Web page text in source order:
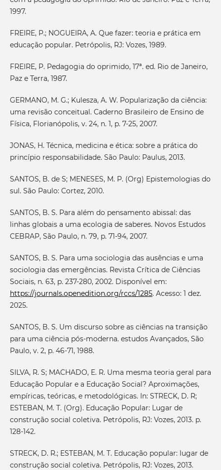
1997.
FREIRE, P.; NOGUEIRA, A. Que fazer: teoria e prática em
educação popular. Petrópolis, RJ: Vozes, 1989.
FREIRE, P. Pedagogia do oprimido, 17ª. ed. Rio de Janeiro,
Paz e Terra, 1987.
GERMANO, M. G.; Kulesza, A. W. Popularização da ciência:
uma revisão conceitual. Caderno Brasileiro de Ensino de
Física, Florianópolis, v. 24, n. 1, p. 7-25, 2007.
JONAS, H. Técnica, medicina e ética: sobre a prática do
princípio responsabilidade. São Paulo: Paulus, 2013.
SANTOS, B. de S; MENESES, M. P. (Org) Epistemologias do
sul. São Paulo: Cortez, 2010.
SANTOS, B. S. Para além do pensamento abissal: das
linhas globais a uma ecologia de saberes. Novos Estudos
CEBRAP, São Paulo, n. 79, p. 71-94, 2007.
SANTOS, B. S. Para uma sociologia das ausências e uma
sociologia das emergências. Revista Crítica de Ciências
Sociais, n. 63, p. 237-280, 2002. Disponível em:
https://journals.openedition.org/rccs/1285. Acesso: 1 dez.
2025.
SANTOS, B. S. Um discurso sobre as ciências na transição
para uma ciência pós-moderna. estudos Avançados, São
Paulo, v. 2, p. 46-71, 1988.
SILVA, R. S; MACHADO, E. R. Uma mesma teoria geral para
Educação Popular e a Educação Social? Aproximações,
empíricas, teóricas, e metodológicas. In: STRECK, D. R;
ESTEBAN, M. T. (Org). Educação Popular: Lugar de
construção social coletiva. Petrópolis, RJ: Vozes, 2013. p.
128-142.
STRECK, D. R.; ESTEBAN, M. T. Educação popular: lugar de
construção social coletiva. Petrópolis, RJ: Vozes, 2013.